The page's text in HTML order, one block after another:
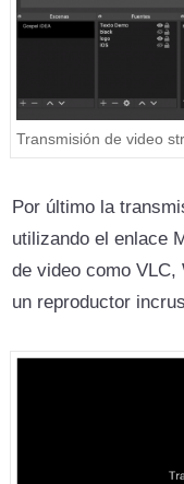
Transmisión de video
Por último la
utilizando el enlace
de video como VLC,
un reproductor